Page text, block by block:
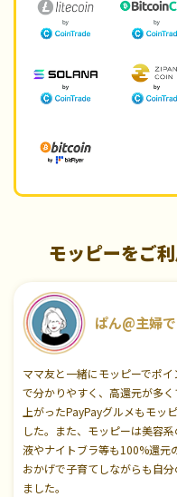
モッピーをご
ぱん@主婦
ママ友と一緒にモッピーでポ
で分かりやすく、高還元が多
上がったPayPayグルメもモッ
した。また、モッピーは美容
液やナイトブラ等も100%還元
おかげで子育てしながらも自
ました。